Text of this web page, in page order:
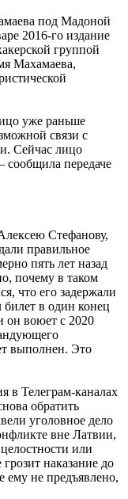
под Мадоной
2016-го издание
группой
Махамаева,
уже раньше
связи с
Сейчас лицо
передаче
Стефанову,
правильное
пять лет назад
почему в таком
что его задержали
билет в один конец
воюет с 2020
выполнен. Это
в Телеграм-каналах
обратить
уголовное дело
вне Латвии,
или
наказание до
ему не предъявлено,